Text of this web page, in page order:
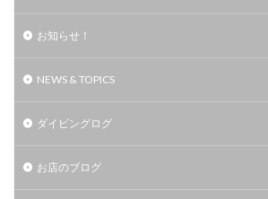
お知らせ！
NEWS & TOPICS
ダイビングログ
お店のブログ